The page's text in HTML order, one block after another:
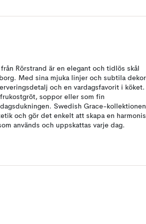
Rörstrand är en elegant och tidlös skål
Med sina mjuka linjer och subtila dekor
och en vardagsfavorit i köket.
soppor eller som fin
Swedish Grace-kollektionen
och gör det enkelt att skapa en
används och uppskattas varje dag.